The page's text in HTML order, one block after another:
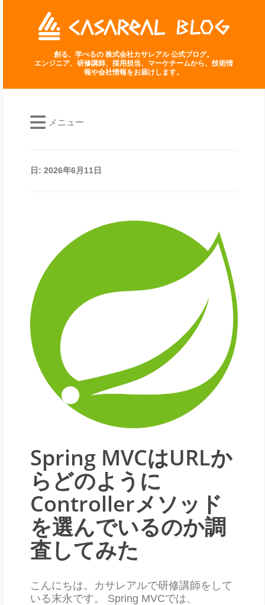
創る、学べるの 株式会社カサレアル 公式ブログ。
エンジニア、研修講師、採用担当、マーケチームから、技術情
報や会社情報をお届けします。
メニュー
日: 2026年6月11日
Spring MVCはURLか
らどのように
Controllerメソッド
を選んでいるのか調
査してみた
こんにちは。カサレアルで研修講師をして
いる末永です。 Spring MVCでは、